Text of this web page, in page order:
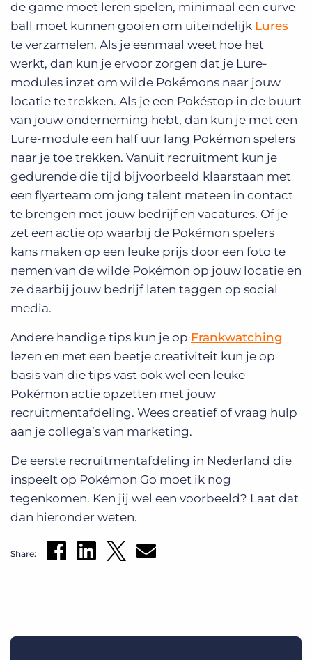
de game moet leren spelen, minimaal een curve
ball moet kunnen gooien om uiteindelijk Lures
te verzamelen. Als je eenmaal weet hoe het
werkt, dan kun je ervoor zorgen dat je Lure-
modules inzet om wilde Pokémons naar jouw
locatie te trekken. Als je een Pokéstop in de buurt
van jouw onderneming hebt, dan kun je met een
Lure-module een half uur lang Pokémon spelers
naar je toe trekken. Vanuit recruitment kun je
gedurende die tijd bijvoorbeeld klaarstaan met
een flyerteam om jong talent meteen in contact
te brengen met jouw bedrijf en vacatures. Of je
zet een actie op waarbij de Pokémon spelers
kans maken op een leuke prijs door een foto te
nemen van de wilde Pokémon op jouw locatie en
ze daarbij jouw bedrijf laten taggen op social
media.
Andere handige tips kun je op Frankwatching
lezen en met een beetje creativiteit kun je op
basis van die tips vast ook wel een leuke
Pokémon actie opzetten met jouw
recruitmentafdeling. Wees creatief of vraag hulp
aan je collega’s van marketing.
De eerste recruitmentafdeling in Nederland die
inspeelt op Pokémon Go moet ik nog
tegenkomen. Ken jij wel een voorbeeld? Laat dat
dan hieronder weten.
Share: